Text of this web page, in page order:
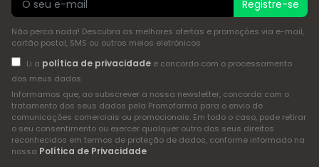
Registre-se
Não perca nada! Descubra as melhores ofertas e promoções via e-mail,
cartão postal, SMS ou outros meios eletrónicos
Li a política de privacidadee concordo com o processamento
dos meus dados
Informamos que, ao subscrever a nossa newsletter, concorda com o
tratamento dos seus dados pela Promofarma para o envio de
comunicações comerciais ou promocionais. Em todo o caso, pode retirar
o seu consentimento ou exercer qualquer outro dos seus direitos
reconhecidos em termos de proteção de dados, conforme informado na
nossa Política de Privacidade.